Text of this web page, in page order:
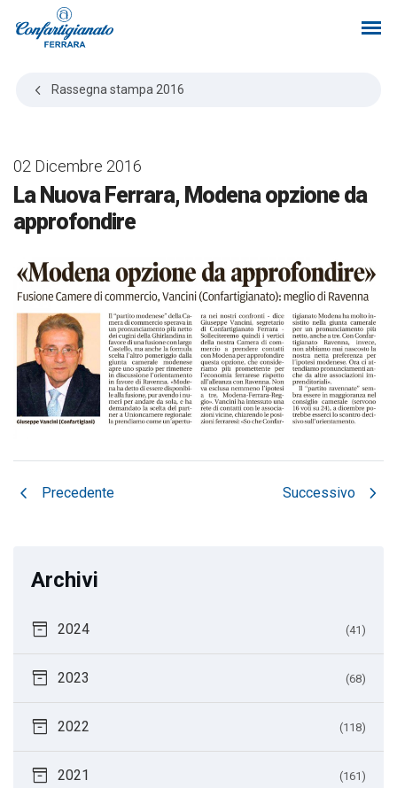
Rassegna stampa 2016
02 Dicembre 2016
La Nuova Ferrara, Modena opzione da
approfondire
chevron_left Precedente Successivo chevron_right
Archivi
inventory_2 2024 (41)
inventory_2 2023 (68)
inventory_2 2022 (118)
inventory_2 2021 (161)